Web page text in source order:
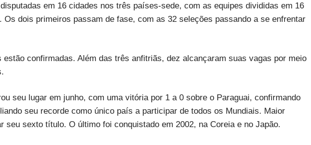
em 16 cidades nos três países-sede, com as equipes divididas em 16
dois primeiros passam de fase, com as 32 seleções passando a se enfrentar
estão confirmadas. Além das três anfitriãs, dez alcançaram suas vagas por meio
seu lugar em junho, com uma vitória por 1 a 0 sobre o Paraguai, confirmando
seu recorde como único país a participar de todos os Mundiais. Maior
seu sexto título. O último foi conquistado em 2002, na Coreia e no Japão.